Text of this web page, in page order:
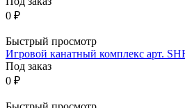
0 ₽
Быстрый просмотр
Игровой канатный комплекс арт.
Под заказ
0 ₽